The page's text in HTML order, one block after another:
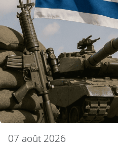
07 août 2026